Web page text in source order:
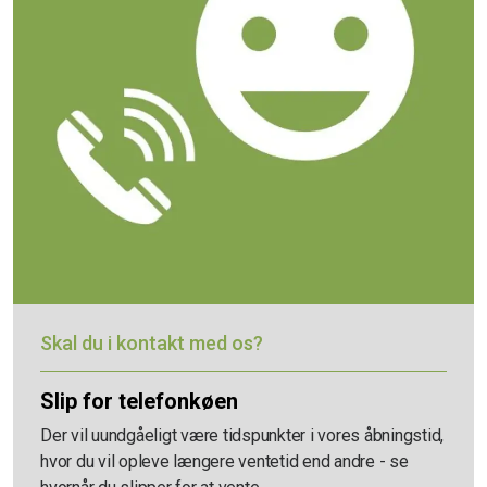
Skal du i kontakt med os?
Slip for telefonkøen
Der vil uundgåeligt være tidspunkter i vores åbningstid,
hvor du vil opleve længere ventetid end andre - se